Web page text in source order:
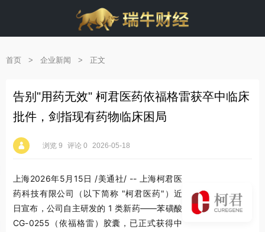
首页 > 企业新闻 > 正文
告别"用药无效" 柯君医药依福格雷获卒中临床
批件，剑指现有药物临床困局
浏览 9 评论 0 2026-05-18
上海2026年5月15日 /美通社/ -- 上海柯君医
药科技有限公司（以下简称 "柯君医药"）近
日宣布，公司自主研发的 1 类新药——苯磺酸
CG-0255（依福格雷）胶囊，已正式获得中